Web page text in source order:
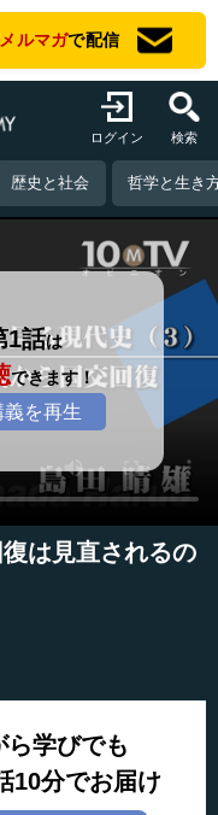
ルマガで配信
ログイン 検索
歴史と社会 哲学と生き
1話は
できます！
を再生
は見直されるの
ら学びでも
10分でお届け